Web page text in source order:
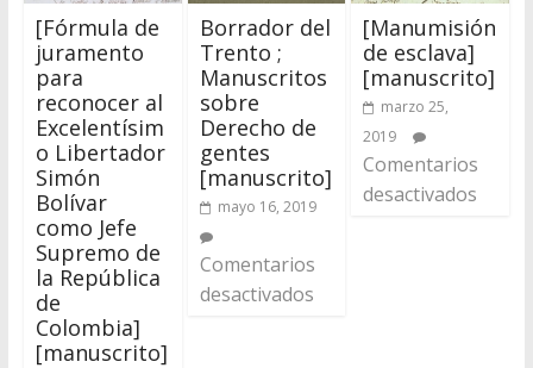
[Fórmula de
juramento
para
reconocer al
Excelentísim
o Libertador
Simón
Bolívar
como Jefe
Supremo de
la República
de
Colombia]
[manuscrito]
Borrador del
Trento ;
Manuscritos
sobre
Derecho de
gentes
[manuscrito]
mayo 16, 2019
Comentarios
desactivados
[Manumisión
de esclava]
[manuscrito]
marzo 25,
2019
Comentarios
desactivados